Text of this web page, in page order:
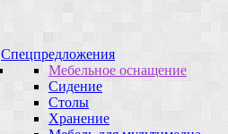
Спецпредложения
Мебельное оснащение
Сидение
Столы
Хранение